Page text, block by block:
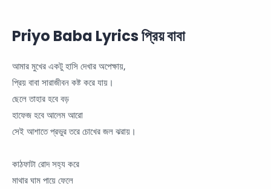
Priyo Baba Lyrics প্রিয় বাবা
আমার মুখের একটু হাসি দেখার অপেক্ষায়,
প্রিয় বাবা সারাজীবন কষ্ট করে যায়।
ছেলে তাহার হবে বড়
হাফেজ হবে আলেম আরো
সেই আশাতে প্রভুর তরে চোখের জল ঝরায়।
কাঠফাটা রোদ সহ্য করে
মাথার ঘাম পায়ে ফেলে